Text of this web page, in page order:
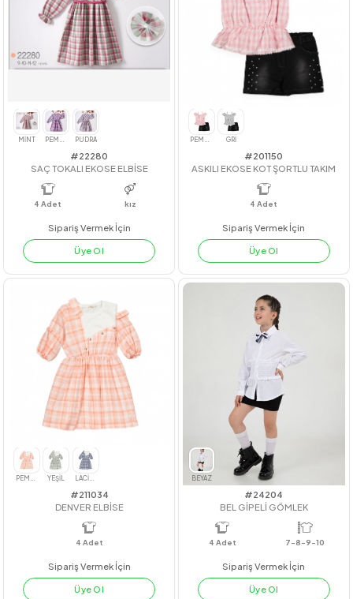
Üye Ol
YEŞİL
Üye Ol
MİNT PEMBE PUDRA
SAÇ TOKALI EKOSE ELBİSE
Adet
Sipariş Vermek İçin
Üye Ol
PEMBE GRİ
ASKILI EKOSE KOT ŞORTLU
4Adet
Sipariş Vermek İçin
Üye Ol